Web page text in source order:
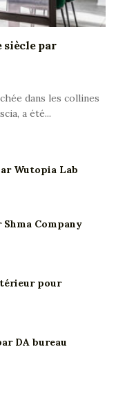
siècle par
dans les collines
a été...
Wutopia Lab
Company
pour
DA bureau